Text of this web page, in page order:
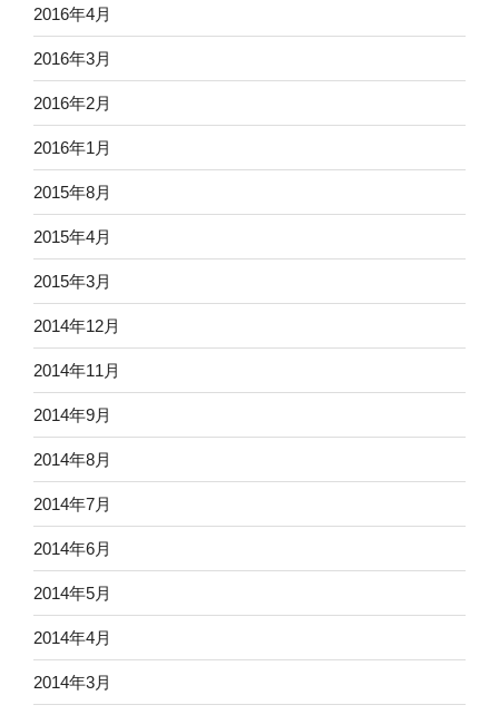
2016年4月
2016年3月
2016年2月
2016年1月
2015年8月
2015年4月
2015年3月
2014年12月
2014年11月
2014年9月
2014年8月
2014年7月
2014年6月
2014年5月
2014年4月
2014年3月